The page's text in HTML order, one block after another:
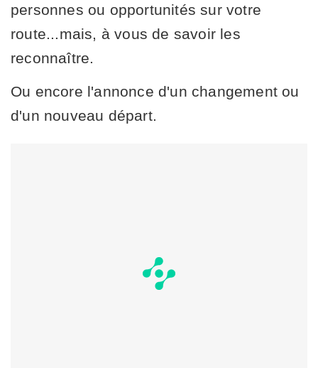
personnes ou opportunités sur votre
route...mais, à vous de savoir les
reconnaître.
Ou encore l'annonce d'un changement ou
d'un nouveau départ.